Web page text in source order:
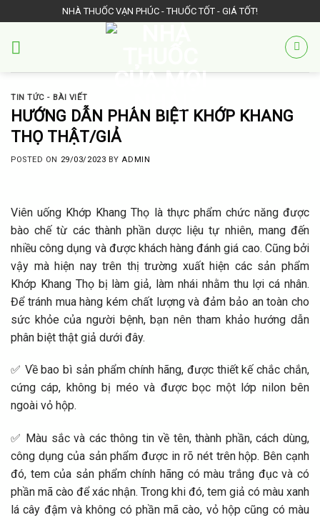
to
content
NHÀ THUỐC VẠN PHÚC - THUỐC TỐT - GIÁ TỐT!
TIN TỨC - BÀI VIẾT
HƯỚNG DẪN PHÂN BIỆT KHỚP KHANG
THỌ THẬT/GIẢ
POSTED ON 29/03/2023 BYADMIN
Viên uống Khớp Khang Thọ là thực phẩm chức năng được
bào chế từ các thành phần dược liệu tự nhiên, mang đến
nhiều công dụng và được khách hàng đánh giá cao. Cũng bởi
vậy mà hiện nay trên thị trường xuất hiện các sản phẩm
Khớp Khang Thọ bị làm giả, làm nhái nhằm thu lợi cá nhân.
Để tránh mua hàng kém chất lượng và đảm bảo an toàn cho
sức khỏe của người bệnh, bạn nên tham khảo hướng dẫn
phân biệt thật giả dưới đây.
✅ Về bao bì sản phẩm chính hãng, được thiết kế chắc chắn,
cứng cáp, không bị méo và được bọc một lớp nilon bên
ngoài vỏ hộp.
✅ Màu sắc và các thông tin về tên, thành phần, cách dùng,
công dụng của sản phẩm được in rõ nét trên hộp. Bên cạnh
đó, tem của sản phẩm chính hãng có màu trắng đục và có
phần mã cào để xác nhận. Trong khi đó, tem giả có màu xanh
lá cây đậm và không có phần mã cào, vỏ hộp cũng có màu